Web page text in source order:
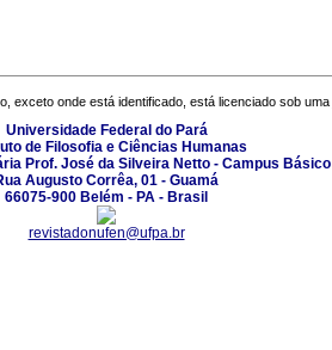
exceto onde está identificado, está licenciado sob uma
Universidade Federal do Pará
de Filosofia e Ciências Humanas
Prof. José da Silveira Netto - Campus Básico
Augusto Corrêa, 01 - Guamá
66075-900 Belém - PA - Brasil
revistadonufen@ufpa.br